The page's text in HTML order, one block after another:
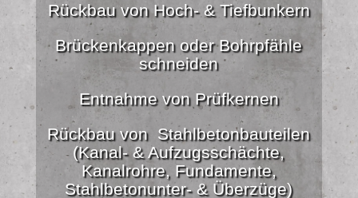
Rückbau von Hoch- & Tiefbunkern
Brückenkappen oder Bohrpfähle
schneiden
Entnahme von Prüfkernen
Rückbau von Stahlbetonbauteilen
(Kanal- & Aufzugsschächte,
Kanalrohre, Fundamente,
Stahlbetonunter- & Überzüge)